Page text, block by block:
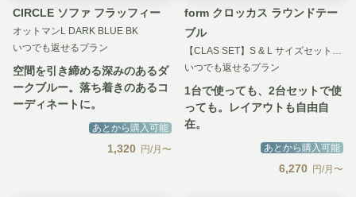
CIRCLE ソファ フラッフィー
オットマンL DARK BLUE BK
いつでも返せるプラン
空間を引き締める深みのあるダ
ークブルー。落ち着きのあるコ
ーディネートに。
あとから購入可能
1,320 円/月〜
form クロッカス ラウンドテー
ブル
いつでも返せるプラン
1台で使っても、2台セットで使
っても。レイアウトも自由自
在。
あとから購入可能
6,270 円/月〜